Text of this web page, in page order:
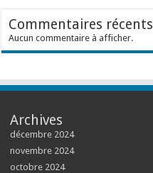
Commentaires récents
Aucun commentaire à afficher.
Archives
décembre 2024
novembre 2024
octobre 2024